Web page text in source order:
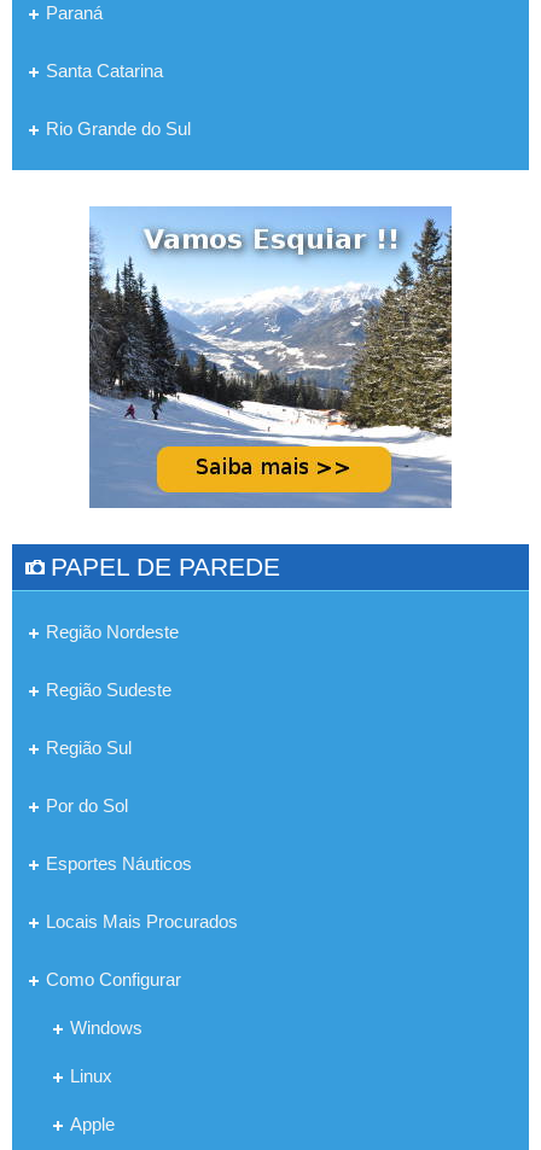
Paraná
Santa Catarina
Rio Grande do Sul
PAPEL DE PAREDE
Região Nordeste
Região Sudeste
Região Sul
Por do Sol
Esportes Náuticos
Locais Mais Procurados
Como Configurar
Windows
Linux
Apple